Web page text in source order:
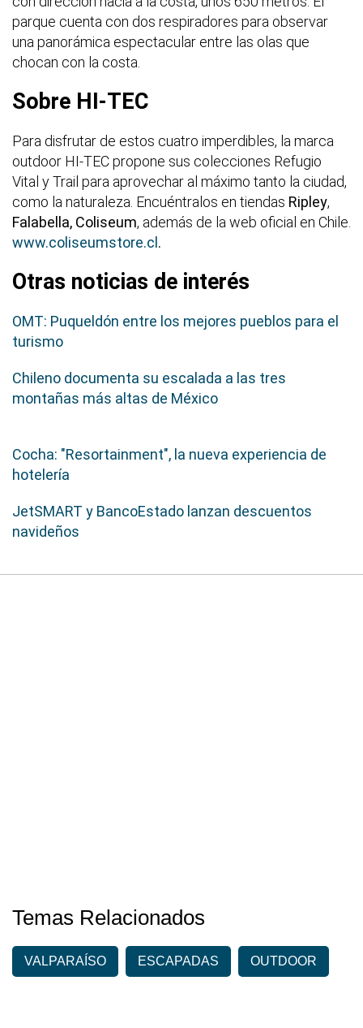
parque cuenta con dos respiradores para observar
una panorámica espectacular entre las olas que
chocan con la costa.
Sobre HI-TEC
Para disfrutar de estos cuatro imperdibles, la marca
outdoor HI-TEC propone sus colecciones Refugio
Vital y Trail para aprovechar al máximo tanto la ciudad,
como la naturaleza. Encuéntralos en tiendas Ripley,
Falabella, Coliseum, además de la web oficial en Chile.
www.coliseumstore.cl .
Otras noticias de interés
OMT: Puqueldón entre los mejores pueblos para el
turismo
Chileno documenta su escalada a las tres
montañas más altas de México
Cocha: "Resortainment", la nueva experiencia de
hotelería
JetSMART y BancoEstado lanzan descuentos
navideños
Temas Relacionados
VALPARAÍSO ESCAPADAS OUTDOOR